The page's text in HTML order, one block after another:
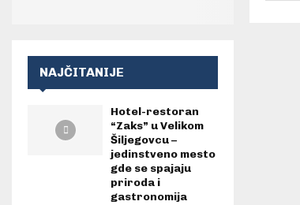
NAJČITANIJE
Hotel-restoran
“Zaks” u Velikom
Šiljegovcu –
jedinstveno mesto
gde se spajaju
priroda i
gastronomija